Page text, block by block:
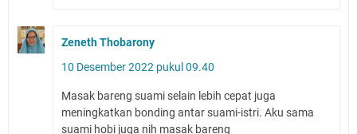
Zeneth Thobarony
10 Desember 2022 pukul 09.40
Masak bareng suami selain lebih cepat juga
meningkatkan bonding antar suami-istri. Aku sama
suami hobi juga nih masak bareng